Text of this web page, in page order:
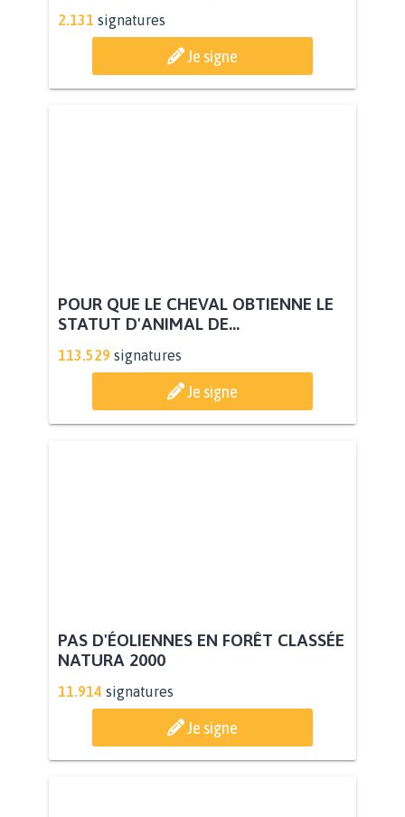
2.131 signatures
Je signe
POUR QUE LE CHEVAL OBTIENNE LE
STATUT D'ANIMAL DE...
113.529 signatures
Je signe
PAS D'ÉOLIENNES EN FORÊT CLASSÉE
NATURA 2000
11.914 signatures
Je signe